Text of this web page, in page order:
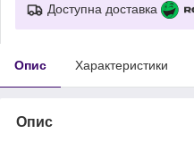
Доступна доставка
Опис Характеристики
Опис